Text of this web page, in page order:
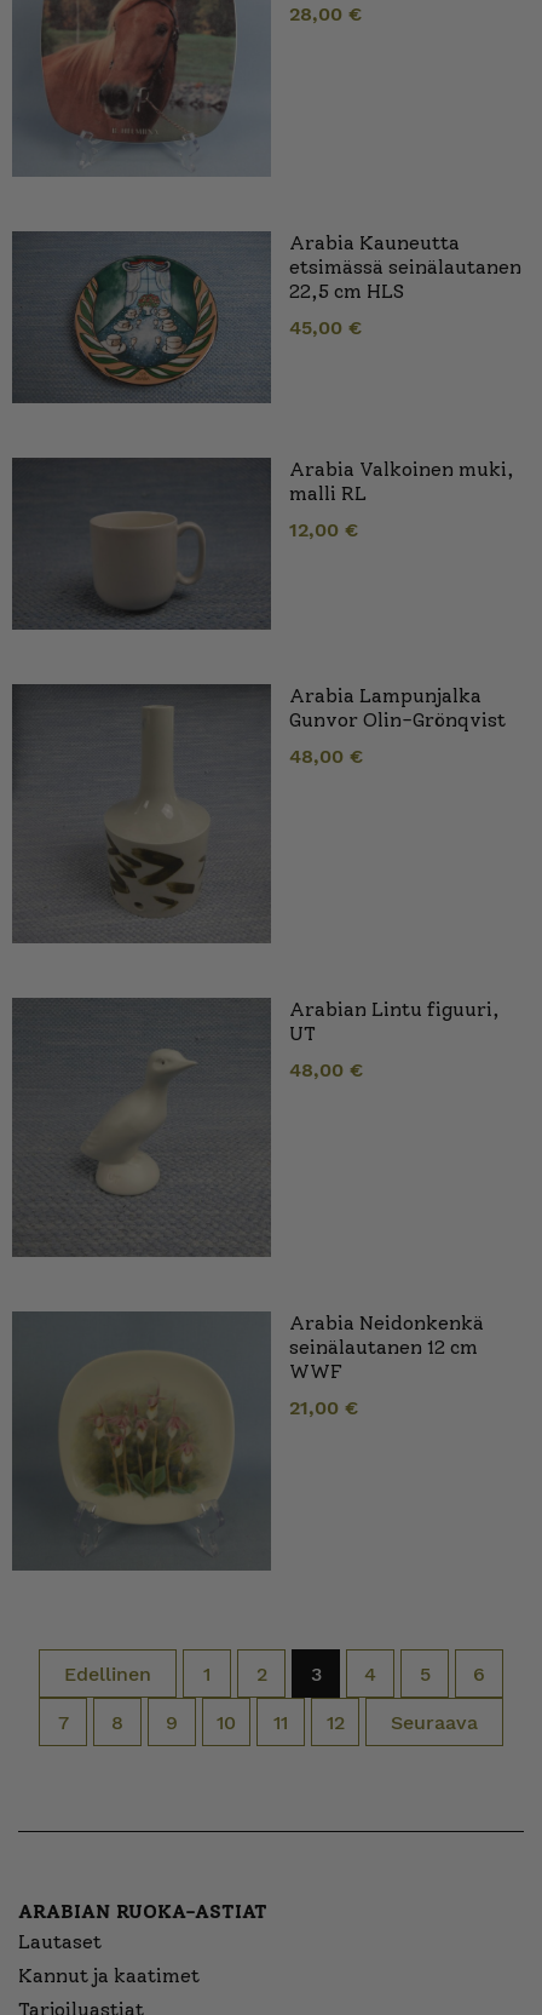
28,00 €
Arabia Kauneutta
etsimässä seinälautanen
22,5 cm HLS
45,00 €
Arabia Valkoinen muki,
malli RL
12,00 €
Arabia Lampunjalka
Gunvor Olin-Grönqvist
48,00 €
Arabian Lintu figuuri,
UT
48,00 €
Arabia Neidonkenkä
seinälautanen 12 cm
WWF
21,00 €
Edellinen 1 2 3 4 5 6
7 8 9 10 11 12 Seuraava
ARABIAN RUOKA-ASTIAT
Lautaset
Kannut ja kaatimet
Tarjoiluastiat